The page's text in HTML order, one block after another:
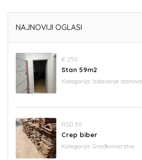
NAJNOVIJI OGLASI
€ 250
Stan 59m2
Kategorija: Izdavanje stanova
RSD 30
Crep biber
Kategorija: Građevinarstvo